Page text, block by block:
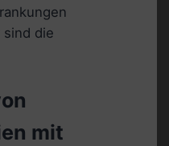
die
mit